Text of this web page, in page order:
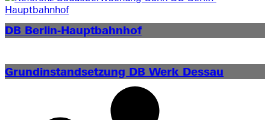
DB Berlin-Hauptbahnhof
Grundinstand­setzung DB Werk Dessau